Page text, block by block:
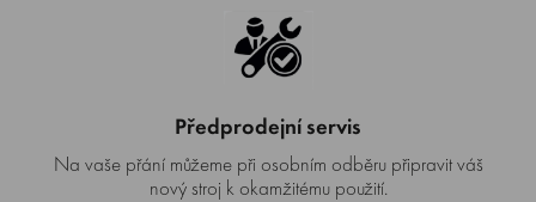
Předprodejní servis
Na vaše přání můžeme při osobním odběru připravit váš
nový stroj k okamžitému použití.